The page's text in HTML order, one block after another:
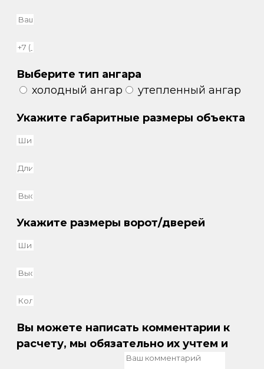
Выберите тип ангара
холодный ангар
утепленный ангар
Укажите габаритные размеры объекта
Укажите размеры ворот/дверей
Вы можете написать комментарии к
расчету, мы обязательно их учтем и